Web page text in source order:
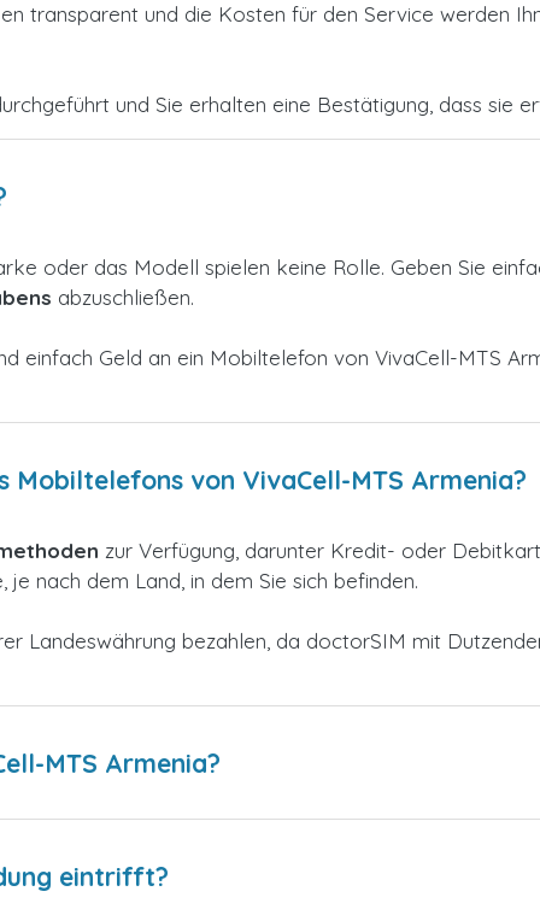
transparent und die Kosten für den Service werden
und Sie erhalten eine Bestätigung, dass sie
oder das Modell spielen keine Rolle. Geben Sie
abzuschließen.
einfach Geld an ein Mobiltelefon von VivaCell-MTS
Mobiltelefons von VivaCell-MTS Armenia?
zur Verfügung, darunter Kredit- oder
nach dem Land, in dem Sie sich befinden.
Landeswährung bezahlen, da doctorSIM mit
MTS Armenia?
eintrifft?